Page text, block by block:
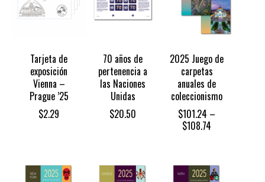
Tarjeta de
exposición
Vienna –
Prague ’25
$2.29
70 años de
pertenencia a
las Naciones
Unidas
$20.50
2025 Juego de
carpetas
anuales de
coleccionismo
$101.24 –
$108.74
$108.74